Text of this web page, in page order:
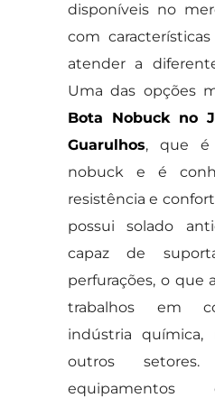
disponíveis no
com
atender a
Uma das opções
Bota Nobuck no
Guarulhos, que é
nobuck e é
resistência e
possui solado
capaz de
perfurações, o que
trabalhos em
indústria química,
outros